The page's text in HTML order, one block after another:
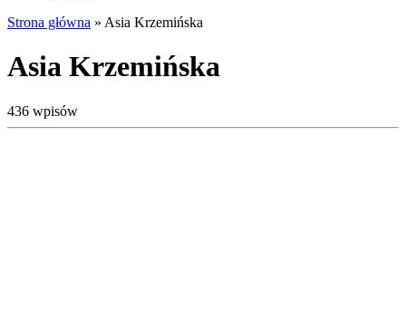
Strona główna » Asia Krzemińska
Asia Krzemińska
436 wpisów